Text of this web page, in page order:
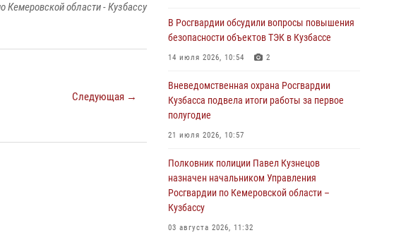
области - Кузбассу
Следующая →
дебошира, устроившего конфликт в
медицинском учреждении
05 августа 2026, 09:30
Росгвардейцы задержали участника драки,
причинившего побои оппоненту
05 августа 2026, 08:50
общественного порядка на городском пляже
05 августа 2026, 08:10
Росгвардейцы в Юрге пресекли попытку
проникновения на территорию частного
В Росгвардии обсудили вопросы повышения
безопасности объектов ТЭК в Кузбассе
14 июля 2026, 10:54 2
Вневедомственная охрана Росгвардии
Кузбасса подвела итоги работы за первое
полугодие
21 июля 2026, 10:57
Полковник полиции Павел Кузнецов
назначен начальником Управления
Росгвардии по Кемеровской области –
Кузбассу
03 августа 2026, 11:32